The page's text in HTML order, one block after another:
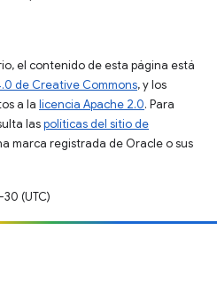
el contenido de esta página está
de Creative Commons, y los
a la licencia Apache 2.0. Para
laspolíticas del sitio de
marca registrada de Oracle o sus
(UTC)